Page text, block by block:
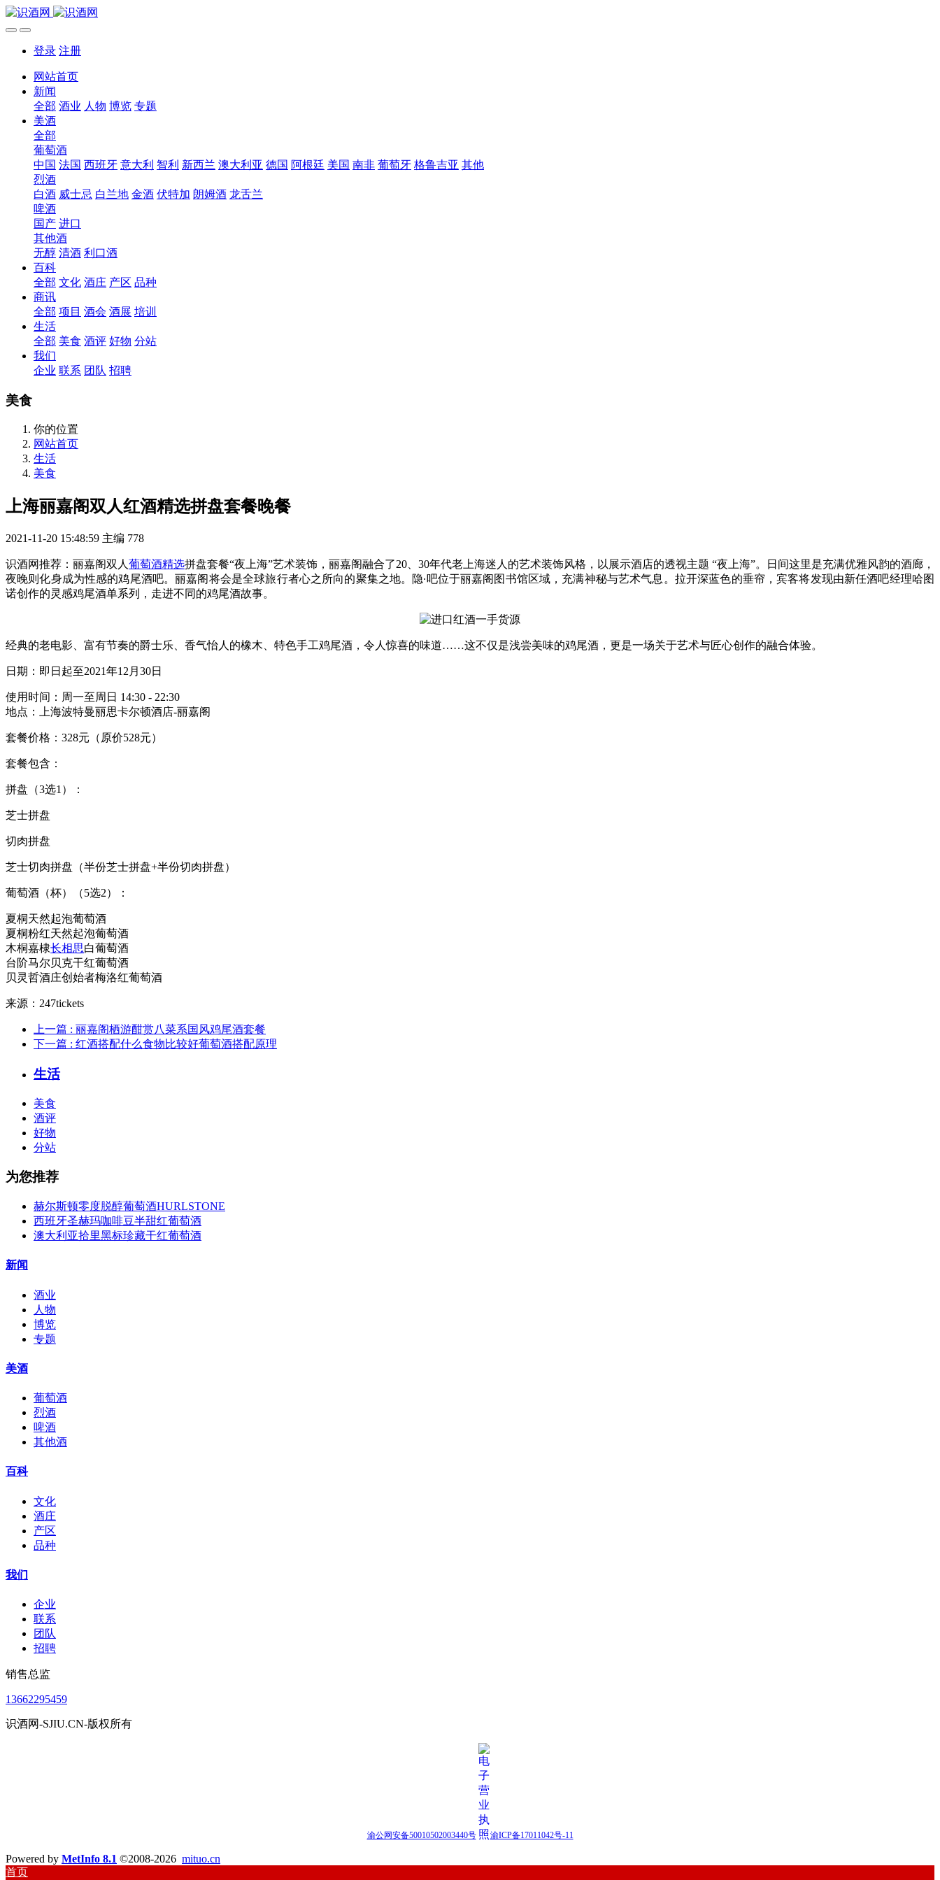
登录 注册
网站首页
新闻
全部 酒业 人物 博览 专题
美酒
全部
葡萄酒
中国 法国 西班牙 意大利 智利 新西兰 澳大利亚 德国 阿根廷 美国 南非 葡萄牙 格鲁吉亚 其他
烈酒
白酒 威士忌 白兰地 金酒 伏特加 朗姆酒 龙舌兰
啤酒
国产 进口
其他酒
无醇 清酒 利口酒
百科
全部 文化 酒庄 产区 品种
商讯
全部 项目 酒会 酒展 培训
生活
全部 美食 酒评 好物 分站
我们
企业 联系 团队 招聘
美食
你的位置
网站首页
生活
美食
上海丽嘉阁双人红酒精选拼盘套餐晚餐
2021-11-20 15:48:59 主编 778
识酒网推荐：丽嘉阁双人 葡萄酒精选拼盘套餐“夜上海”艺术装饰，丽嘉阁融合了20、30年代老上海迷人的艺术装饰风格，以展示酒店的透视主题 “夜上海”。日间这里是充满优雅风韵的酒廊，
夜晚则化身成为性感的鸡尾酒吧。丽嘉阁将会是全球旅行者心之所向的聚集之地。隐∙吧位于丽嘉阁图书馆区域，充满神秘与艺术气息。拉开深蓝色的垂帘，宾客将发现由新任酒吧经理哈图
诺创作的灵感鸡尾酒单系列，走进不同的鸡尾酒故事。
经典的老电影、富有节奏的爵士乐、香气怡人的橡木、特色手工鸡尾酒，令人惊喜的味道……这不仅是浅尝美味的鸡尾酒，更是一场关于艺术与匠心创作的融合体验。
日期：即日起至2021年12月30日
使用时间：周一至周日 14:30 - 22:30
地点：上海波特曼丽思卡尔顿酒店-丽嘉阁
套餐价格：328元（原价528元）
套餐包含：
拼盘（3选1）：
芝士拼盘
切肉拼盘
芝士切肉拼盘（半份芝士拼盘+半份切肉拼盘）
葡萄酒（杯）（5选2）：
夏桐天然起泡葡萄酒
夏桐粉红天然起泡葡萄酒
木桐嘉棣长相思白葡萄酒
台阶马尔贝克干红葡萄酒
贝灵哲酒庄创始者梅洛红葡萄酒
来源：247tickets
上一篇 : 丽嘉阁栖游酣赏八菜系国风鸡尾酒套餐
下一篇 : 红酒搭配什么食物比较好葡萄酒搭配原理
生活
美食
酒评
好物
分站
为您推荐
赫尔斯顿零度脱醇葡萄酒HURLSTONE
西班牙圣赫玛咖啡豆半甜红葡萄酒
澳大利亚拾里黑标珍藏干红葡萄酒
新闻
酒业
人物
博览
专题
美酒
葡萄酒
烈酒
啤酒
其他酒
百科
文化
酒庄
产区
品种
我们
企业
联系
团队
招聘
销售总监
13662295459
识酒网-SJIU.CN-版权所有
渝公网安备50010502003440号 渝ICP备17011042号-11
Powered by MetInfo 8.1 ©2008-2026 mituo.cn
首页